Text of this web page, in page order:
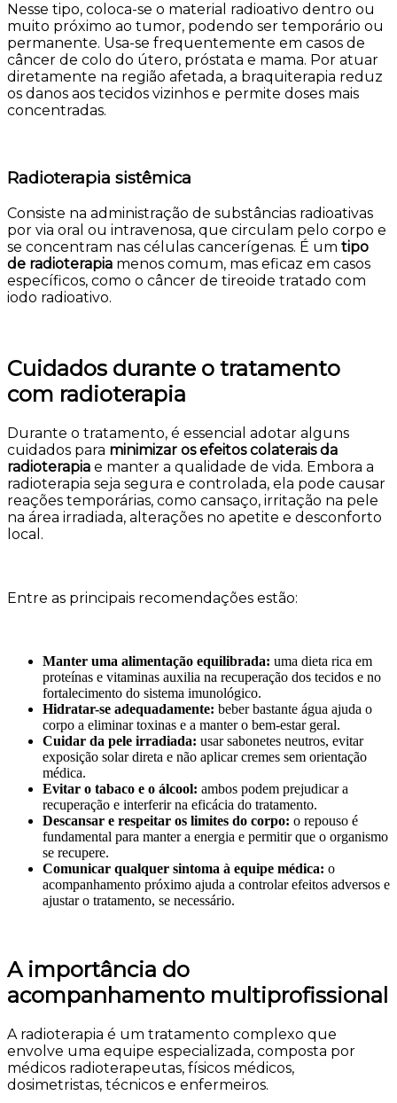
Nesse tipo, coloca-se o material radioativo dentro ou
muito próximo ao tumor, podendo ser temporário ou
permanente. Usa-se frequentemente em casos de
câncer de colo do útero, próstata e mama. Por atuar
diretamente na região afetada, a braquiterapia reduz
os danos aos tecidos vizinhos e permite doses mais
concentradas.
Radioterapia sistêmica
Consiste na administração de substâncias radioativas
por via oral ou intravenosa, que circulam pelo corpo e
se concentram nas células cancerígenas. É um tipo
de radioterapia menos comum, mas eficaz em casos
específicos, como o câncer de tireoide tratado com
iodo radioativo.
Cuidados durante o tratamento
com radioterapia
Durante o tratamento, é essencial adotar alguns
cuidados para minimizar os efeitos colaterais da
radioterapia e manter a qualidade de vida. Embora a
radioterapia seja segura e controlada, ela pode causar
reações temporárias, como cansaço, irritação na pele
na área irradiada, alterações no apetite e desconforto
local.
Entre as principais recomendações estão:
Manter uma alimentação equilibrada: uma dieta rica em
proteínas e vitaminas auxilia na recuperação dos tecidos e no
fortalecimento do sistema imunológico.
Hidratar-se adequadamente: beber bastante água ajuda o
corpo a eliminar toxinas e a manter o bem-estar geral.
Cuidar da pele irradiada: usar sabonetes neutros, evitar
exposição solar direta e não aplicar cremes sem orientação
médica.
Evitar o tabaco e o álcool: ambos podem prejudicar a
recuperação e interferir na eficácia do tratamento.
Descansar e respeitar os limites do corpo: o repouso é
fundamental para manter a energia e permitir que o organismo
se recupere.
Comunicar qualquer sintoma à equipe médica: o
acompanhamento próximo ajuda a controlar efeitos adversos e
ajustar o tratamento, se necessário.
A importância do
acompanhamento multiprofissional
A radioterapia é um tratamento complexo que
envolve uma equipe especializada, composta por
médicos radioterapeutas, físicos médicos,
dosimetristas, técnicos e enfermeiros.